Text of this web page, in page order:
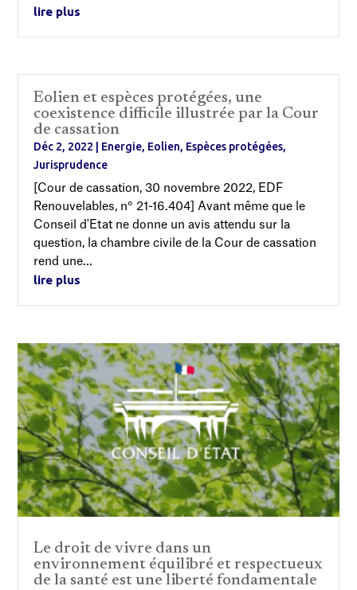
lire plus
Eolien et espèces protégées, une
coexistence difficile illustrée par la Cour
de cassation
Déc 2, 2022 Energie, Eolien, Espèces protégées,
Jurisprudence
[Cour de cassation, 30 novembre 2022, EDF
Renouvelables, n° 21-16.404] Avant même que le
Conseil d'Etat ne donne un avis attendu sur la
question, la chambre civile de la Cour de cassation
rend une...
lire plus
Le droit de vivre dans un
environnement équilibré et respectueux
de la santé est une liberté fondamentale